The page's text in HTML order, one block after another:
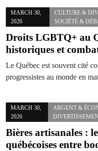
MARCH 30,
2026
CULTURE &
SOCIÉTÉ &
Droits LGBTQ+ au
historiques et
Le Québec est souvent cité
progressistes au monde en
MARCH 30,
2026
ARGENT &
Bières artisanales :
québécoises entre